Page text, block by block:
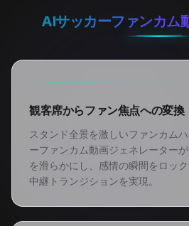
AIサッカーファンカム
観客席からファン焦点への変換
スタンド全景を激しいファンカム
ーファンカム動画ジェネレーター
を滑らかにし、感情の瞬間をロッ
中継トランジションを実現。